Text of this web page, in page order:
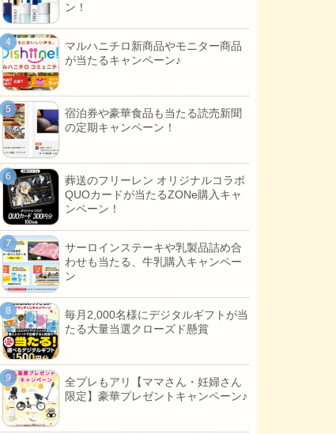
ン！
マルハニチロ新商品やモニター商品
が当たるキャンペーン♪
宿泊券や豪華食品も当たる読売新聞
の定期キャンペーン！
葬送のフリーレン オリジナルコラボ
QUOカードが当たるZONe購入キャ
ンペーン！
サーロインステーキや乳製品詰め合
わせも当たる、牛乳購入キャンペー
ン
毎月2,000名様にデジタルギフトが当
たる大量当選クローズド懸賞
全プレもアリ【ママさん・妊婦さん
限定】豪華プレゼントキャンペーン♪